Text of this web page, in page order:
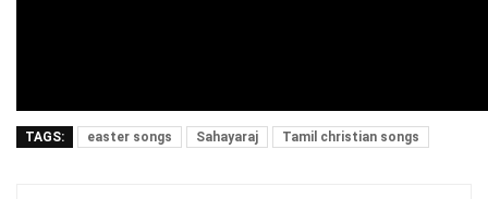
TAGS: easter songs Sahayaraj Tamil christian songs